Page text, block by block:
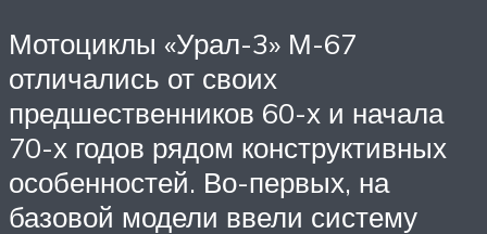
Мотоциклы «Урал-3» М-67
отличались от своих
предшественников 60-х и начала
70-х годов рядом конструктивных
особенностей. Во-первых, на
базовой модели ввели систему